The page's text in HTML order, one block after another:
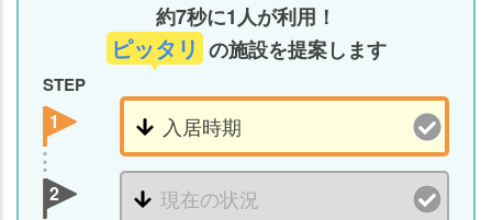
約7秒に1人が利用！
ピッタリ の施設を提案します
STEP
1
2